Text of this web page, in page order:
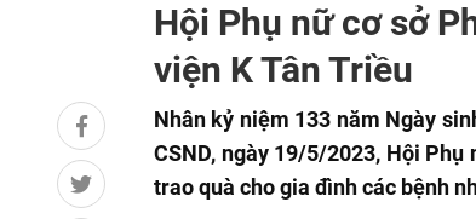
Hội Phụ nữ cơ sở
viện K Tân Triều
Nhân kỷ niệm 133 năm Ngày
CSND, ngày 19/5/2023, Hội
trao quà cho gia đình các bệnh